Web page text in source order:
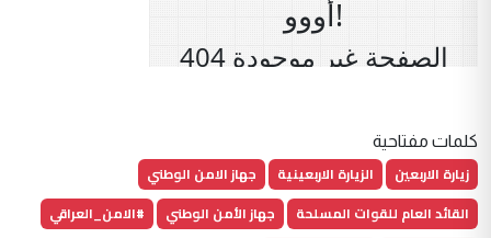
كلمات مفتاحية
زيارة الاربعين الزيارة الاربعينية
جهاز الامن الوطني
القائد العام للقوات المسلحة
جهاز الأمن الوطني
#الامن_العراقي